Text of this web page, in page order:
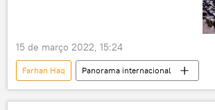
atentado terrorista
15 de março 2022, 15:24
Farhan Haq
Panorama internacional
Europa
Ucrânia
Rússia